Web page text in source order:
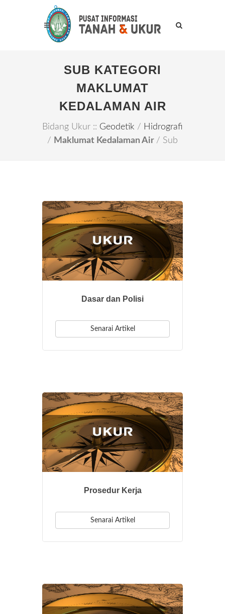
SUB KATEGORI
MAKLUMAT
KEDALAMAN AIR
Bidang Ukur :: Geodetik / Hidrografi
/ Maklumat Kedalaman Air / Sub
Dasar dan Polisi
Senarai Artikel
Prosedur Kerja
Senarai Artikel